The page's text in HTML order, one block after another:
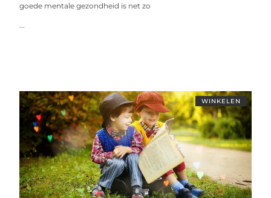
goede mentale gezondheid is net zo
...
WINKELEN